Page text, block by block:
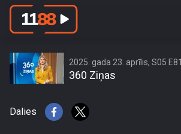
2025. gada 23. aprīlis, S05 E81
360 Ziņas
Dalies